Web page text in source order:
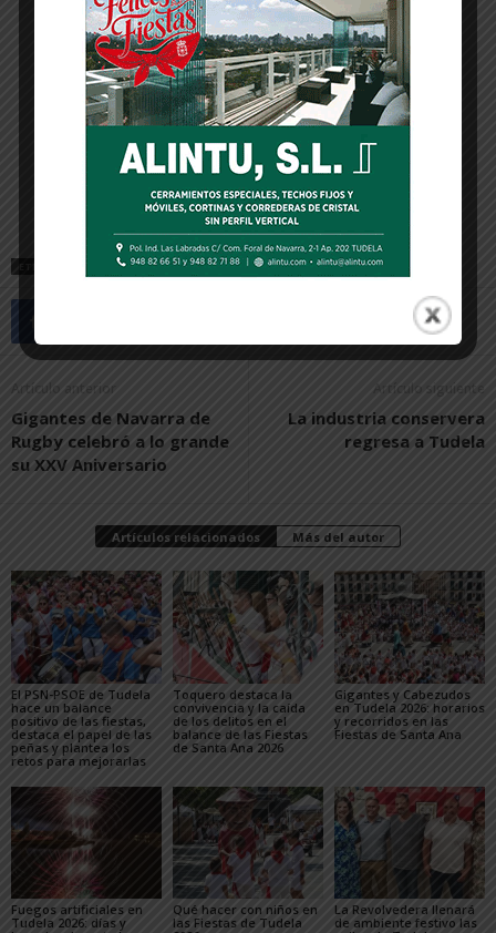
ASAMBLEA ANTIPOLÍGONO
Artículo anterior
Gigantes de Navarra de
Rugby celebró a lo grande
su XXV Aniversario
Artículo siguiente
La industria conservera
regresa a Tudela
Artículos relacionados Más del autor
El PSN-PSOE de Tudela
hace un balance
positivo de las fiestas,
destaca el papel de las
peñas y plantea los
retos para mejorarlas
Toquero destaca la
convivencia y la caída
de los delitos en el
balance de las Fiestas
de Santa Ana 2026
Gigantes y Cabezudos
en Tudela 2026: horarios
y recorridos en las
Fiestas de Santa Ana
Fuegos artificiales en
Tudela 2026: días y
Qué hacer con niños en
las Fiestas de Tudela
La Revolvedera llenará
de ambiente festivo las